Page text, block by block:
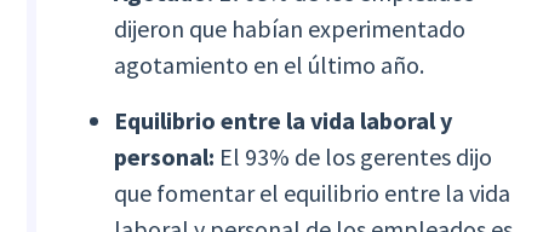
dijeron que habían experimentado
agotamiento en el último año.
Equilibrio entre la vida laboral y
personal: El 93% de los gerentes dijo
que fomentar el equilibrio entre la vida